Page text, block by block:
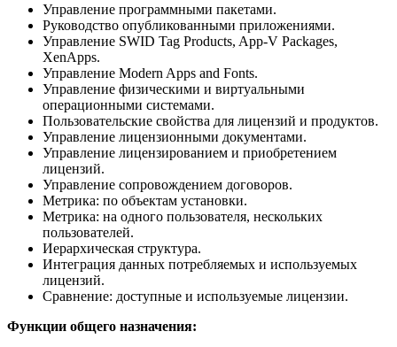
Управление программными пакетами.
Руководство опубликованными приложениями.
Управление SWID Tag Products, App-V Packages,
XenApps.
Управление Modern Apps and Fonts.
Управление физическими и виртуальными
операционными системами.
Пользовательские свойства для лицензий и продуктов.
Управление лицензионными документами.
Управление лицензированием и приобретением
лицензий.
Управление сопровождением договоров.
Метрика: по объектам установки.
Метрика: на одного пользователя, нескольких
пользователей.
Иерархическая структура.
Интеграция данных потребляемых и используемых
лицензий.
Сравнение: доступные и используемые лицензии.
Функции общего назначения: